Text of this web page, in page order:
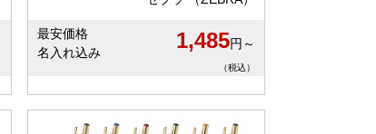
最安価格
名入れ込み
1,485円～
（税込）